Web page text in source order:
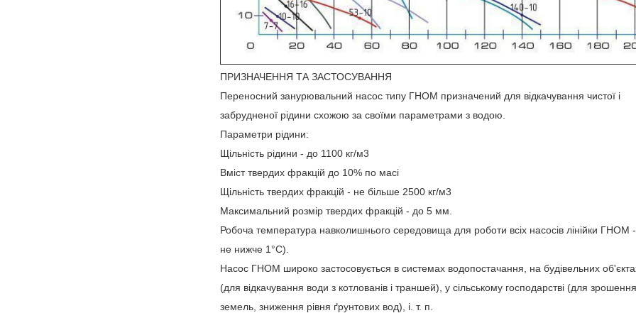
ПРИЗНАЧЕННЯ ТА ЗАСТОСУВАННЯ
Переносний занурювальний насос типу ГНОМ призначений для відкачування чистої і
забрудненої рідини схожою за своїми параметрами з водою.
Параметри рідини:
Щільність рідини - до 1100 кг/м3
Вміст твердих фракцій до 10% по масі
Щільність твердих фракцій - не більше 2500 кг/м3
Максимальний розмір твердих фракцій - до 5 мм.
Робоча температура навколишнього середовища для роботи всіх насосів лінійки ГНОМ -
не нижче 1°C).
Насос ГНОМ широко застосовується в системах водопостачання, на будівельних
(для відкачування води з котлованів і траншей), у сільському господарстві (для зрошення
земель, зниження рівня ґрунтових вод), і. т. п.